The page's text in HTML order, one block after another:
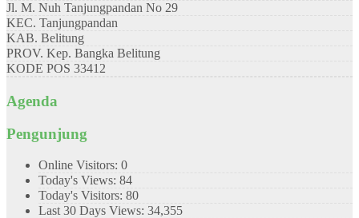
Jl. M. Nuh Tanjungpandan No 29
KEC. Tanjungpandan
KAB. Belitung
PROV. Kep. Bangka Belitung
KODE POS 33412
Agenda
Pengunjung
Online Visitors: 0
Today's Views: 84
Today's Visitors: 80
Last 30 Days Views: 34,355